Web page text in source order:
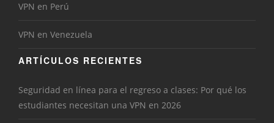
VPN en Perú
VPN en Venezuela
ARTÍCULOS RECIENTES
Seguridad en línea para el regreso a clases: Por qué los
estudiantes necesitan una VPN en 2026